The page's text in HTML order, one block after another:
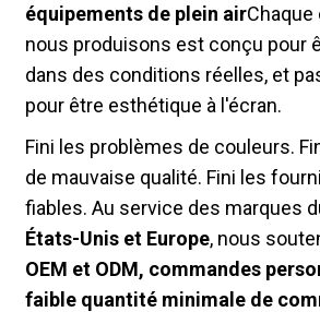
équipements de plein airChaque
nous produisons est conçu pour
dans des conditions réelles, et
pour être esthétique à l'écran.
Fini les problèmes de couleurs.
de mauvaise qualité. Fini les
fiables. Au service des marques
États-Unis et Europe, nous
OEM et ODM, commandes
faible quantité minimale de